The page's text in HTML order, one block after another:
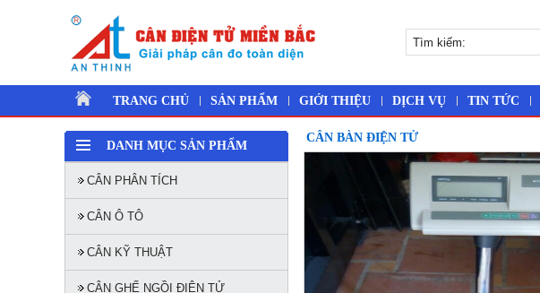
TRANG CHỦ SẢN PHẨM GIỚI THIỆU DỊCH VỤ TIN TỨC
DANH MỤC SẢN PHẨM
CÂN PHÂN TÍCH
CÂN Ô TÔ
CÂN KỸ THUẬT
CÂN GHẾ NGỒI ĐIỆN TỬ
CÂN BÀN ĐIỆN TỬ